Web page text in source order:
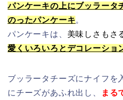
パンケーキの上にブッラータ
のったパンケーキ。
パンケーキは、 美味しさもさ
愛くいろいろとデコレーショ
ブッラータチーズにナイフを
にチーズがあふれ出し、
まる